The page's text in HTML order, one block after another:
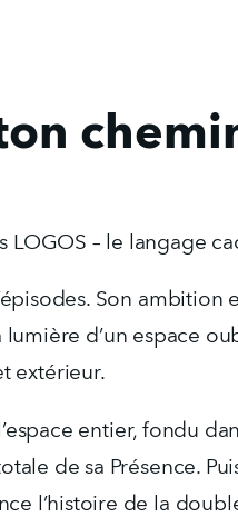
LOGOS – le langage
Son ambition
d’un espace
extérieur.
entier, fondu
de sa Présence.
l’histoire de la